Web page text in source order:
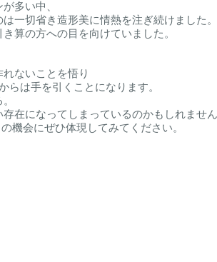
多い中、
一切省き造形美に情熱を注ぎ続けました。
算の方への目を向けていました。
ないことを悟り
らは手を引くことになります。
在になってしまっているのかもしれません
機会にぜひ体現してみてください。